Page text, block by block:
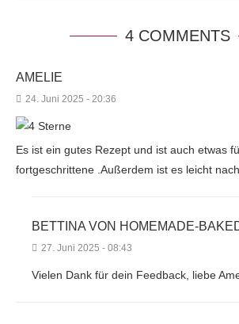
4 COMMENTS
AMELIE
24. Juni 2025 - 20:36
Es ist ein gutes Rezept und ist auch etwas
fortgeschrittene .Außerdem ist es leicht
BETTINA VON HOMEMADE-
27. Juni 2025 - 08:43
Vielen Dank für dein Feedback, liebe